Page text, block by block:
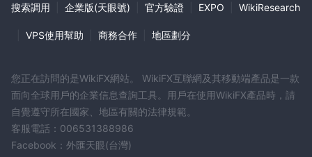
搜索調用 企業版(天眼號) 官方驗證 EXPO WikiResearch
VPS使用幫助 商務合作 地區劃分
您正在訪問的是WikiFX網站。 WikiFX互聯網及其移動端產品是一款
面向全球用戶的企業信息查詢工具。用戶在使用WikiFX產品時，請
自覺遵守所在國家、地區有關的法律規範。
客服電話：006531388986
Facebook：外匯天眼(台灣)